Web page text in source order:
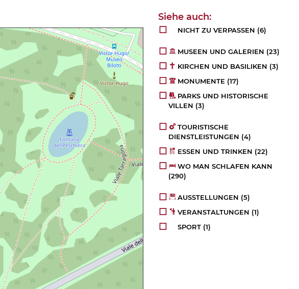
NICHT ZU VERPASSEN (6)
MUSEEN UND GALERIEN (23)
KIRCHEN UND BASILIKEN (3)
MONUMENTE (17)
PARKS UND HISTORISCHE
VILLEN (3)
TOURISTISCHE
DIENSTLEISTUNGEN (4)
ESSEN UND TRINKEN (22)
WO MAN SCHLAFEN KANN
(290)
AUSSTELLUNGEN (5)
VERANSTALTUNGEN (1)
SPORT (1)